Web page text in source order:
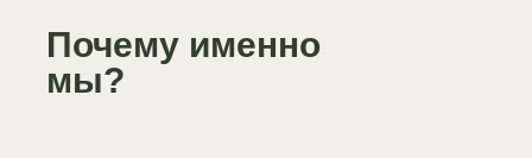
Почему именно
мы?